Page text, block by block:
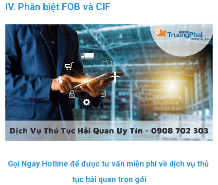
IV. Phân biệt FOB và CIF
Gọi Ngay Hotline để được tư vấn miễn phí về dịch vụ thủ
tục hải quan trọn gói